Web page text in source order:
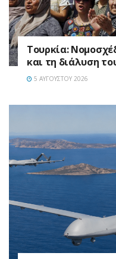
Τουρκία:
και τη διάλυση
5 ΑΥΓΟΎΣΤΟΥ 2026